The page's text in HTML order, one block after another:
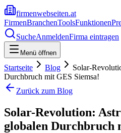
firmenwebseiten.at
FirmenBranchenToolsFunktionen
SucheAnmeldenFirma eintragen
Menü öffnen
Startseite Blog
Solar-
Durchbruch mit GES Siemsa!
Zurück zum Blog
Solar-Revolution:
globalen Durchbruch